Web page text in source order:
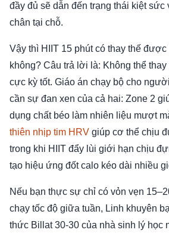
đầy đủ sẽ dẫn đến trạng thái kiệt sức
chân tại chỗ.
Vậy thì HIIT 15 phút có thay thế
không? Câu trả lời là: Không thể
cực kỳ tốt. Giáo án chạy bộ cho
cần sự đan xen của cả hai: Zone 2
dụng chất béo làm nhiên liệu mượt
thiên nhịp tim HRV giúp cơ thể chịu
trong khi HIIT đẩy lùi giới hạn chịu
tạo hiệu ứng đốt calo kéo dài nhiều
Nếu bạn thực sự chỉ có vỏn vẹn
chạy tốc độ giữa tuần, Linh khuyên
thức Billat 30-30 của nhà sinh lý học